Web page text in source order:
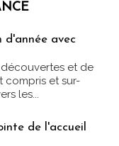
d'année avec
et de
compris et sur-
les...
de l'accueil